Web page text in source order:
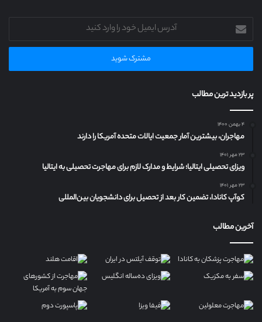
آدرس
ایمیل
خود
وارد
پر بازدید ترین مطالب
۴ بهمن ۱۴۰۰
مهاجران، بیشترین آمار جمعیت ایالات متحده آمریکا را دارند
۲۳ مهر ۱۴۰۱
ویزای تحصیلی ایتالیا؛ شرایط و مدارک لازم برای مهاجرت تحصیلی به ایتالیا
۲۳ مهر ۱۴۰۱
کوآپ کانادا، تضمین کار بعد از تحصیل برای دانشجویان بین‌المللی
آخرین مطالب